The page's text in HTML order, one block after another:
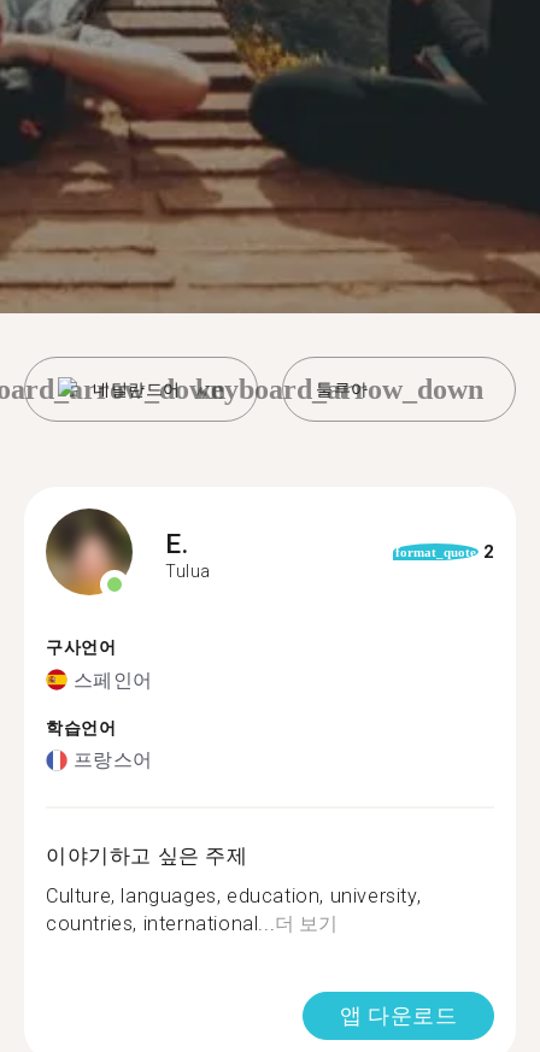
네덜란드어 툴루아
keyboard_arrow_down
E.
Tulua
format_quote 2
구사언어
스페인어
학습언어
프랑스어
이야기하고 싶은 주제
Culture, languages, education, university,
countries, international...더 보기
앱 다운로드